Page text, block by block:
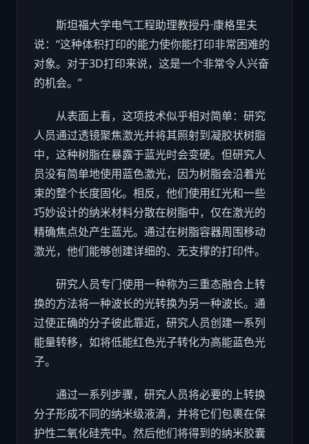
斯坦福大学电气工程助理教授丹·康格里夫
说：“这种体积打印的能力使你能打印非常困难的
对象。对于3D打印来说，这是一个非常令人兴奋
的机会。”
从表面上看，这项技术似乎相对简单：研究
人员通过透镜聚焦激光并将其照射到凝胶状树脂
中，这种树脂在暴露于蓝光时会变硬。但研究人
员没有简单地使用蓝色激光，因为树脂会沿着光
束的整个长度固化。相反，他们使用红光和一些
巧妙设计的纳米材料分散在树脂中，仅在激光的
精确焦点处产生蓝光。通过在树脂容器周围移动
激光，他们能够创建详细的、无支撑的打印件。
研究人员专门使用一种称为三重态融合上转
换的方法将一种波长的光转换为另一种波长。通
过使正确的分子彼此靠近，研究人员创建一系列
能量转移，如将低能红色光子转化为高能蓝色光
子。
通过一系列步骤，研究人员将必要的上转换
分子形成不同的纳米级液滴，并将它们包裹在保
护性二氧化硅壳中。然后他们将得到的纳米胶囊